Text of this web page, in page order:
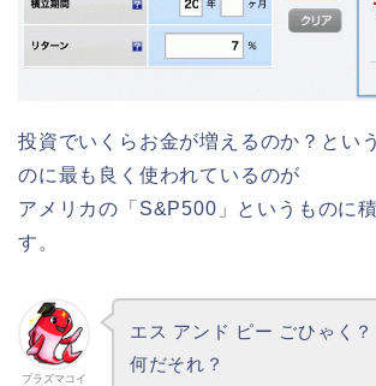
投資でいくらお金が増えるのか？とい
のに最も良く使われているのが
アメリカの「S&P500」というものに
す。
プラズマコイ
エス アンド ピー ごひゃく？
何だそれ？